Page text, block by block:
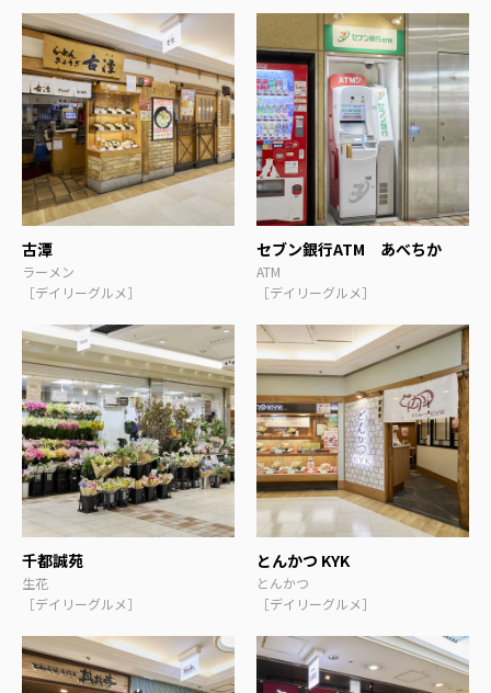
古潭
ラーメン
［デイリーグルメ］
セブン銀行ATM あべちか
ATM
［デイリーグルメ］
千都誠苑
生花
［デイリーグルメ］
とんかつ KYK
とんかつ
［デイリーグルメ］